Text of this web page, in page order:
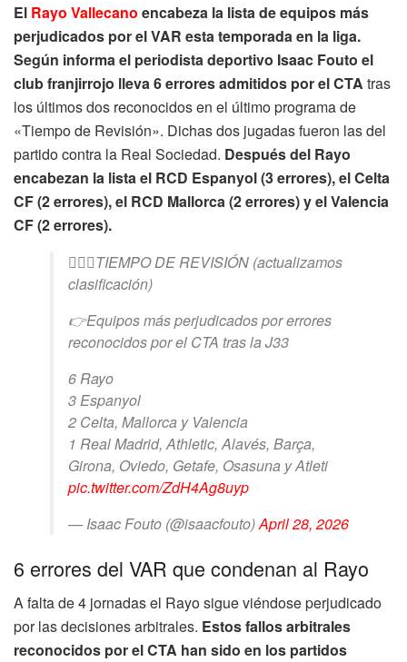
El Rayo Vallecano encabeza la lista de equipos más
perjudicados por el VAR esta temporada en la liga.
Según informa el periodista deportivo Isaac Fouto el
club franjirrojo lleva 6 errores admitidos por el CTA tras
los últimos dos reconocidos en el último programa de
«Tiempo de Revisión». Dichas dos jugadas fueron las del
partido contra la Real Sociedad. Después del Rayo
encabezan la lista el RCD Espanyol (3 errores), el Celta
CF (2 errores), el RCD Mallorca (2 errores) y el Valencia
CF (2 errores).
🙋🏻‍♂️TIEMPO DE REVISIÓN (actualizamos
clasificación)
👉Equipos más perjudicados por errores
reconocidos por el CTA tras la J33
6 Rayo
3 Espanyol
2 Celta, Mallorca y Valencia
1 Real Madrid, Athletic, Alavés, Barça,
Girona, Oviedo, Getafe, Osasuna y Atleti
pic.twitter.com/ZdH4Ag8uyp
— Isaac Fouto (@isaacfouto)April 28, 2026
6 errores del VAR que condenan al Rayo
A falta de 4 jornadas el Rayo sigue viéndose perjudicado
por las decisiones arbitrales. Estos fallos arbitrales
reconocidos por el CTA han sido en los partidos